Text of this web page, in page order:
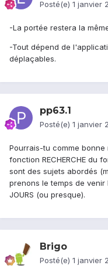
Posté(e) 1 janvier
-La portée restera la
-Tout dépend de
déplaçables.
pp63.1
Posté(e) 1 janvier
Pourrais-tu comme bonne
fonction RECHERCHE du
sont des sujets abordés
prenons le temps de venir
JOURS (ou presque).
Brigo
Posté(e) 1 janvier